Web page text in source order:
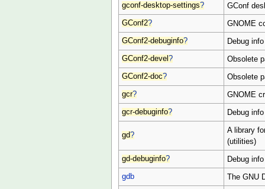
gconf-desktop-settings? GConf
GConf2? GNOME
GConf2-debuginfo? Debug
GConf2-devel? Obsolete
GConf2-doc? Obsolete
gcr? GNOME
gcr-debuginfo? Debug
gd?
A library
(utilities)
gd-debuginfo? Debug
gdb The GNU